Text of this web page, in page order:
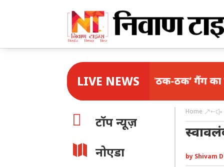
LIVE NEWS
दिल्ली में ‘ठक-ठक’ गैंग का पर्दाफाश,
 टॉप न्यूज़
 नोएडा
Home
by Shivam